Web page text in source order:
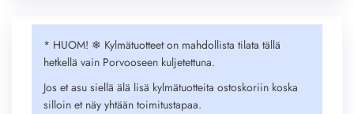
* HUOM! ❄︎ Kylmätuotteet on mahdollista tilata tällä
hetkellä vain Porvooseen kuljetettuna.
Jos et asu siellä älä lisä kylmätuotteita ostoskoriin koska
silloin et näy yhtään toimitustapaa.